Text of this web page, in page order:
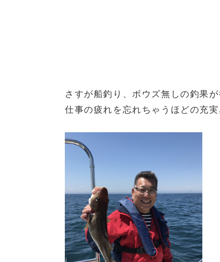
さすが船釣り、ボウズ無しの釣果
仕事の疲れを忘れちゃうほどの充